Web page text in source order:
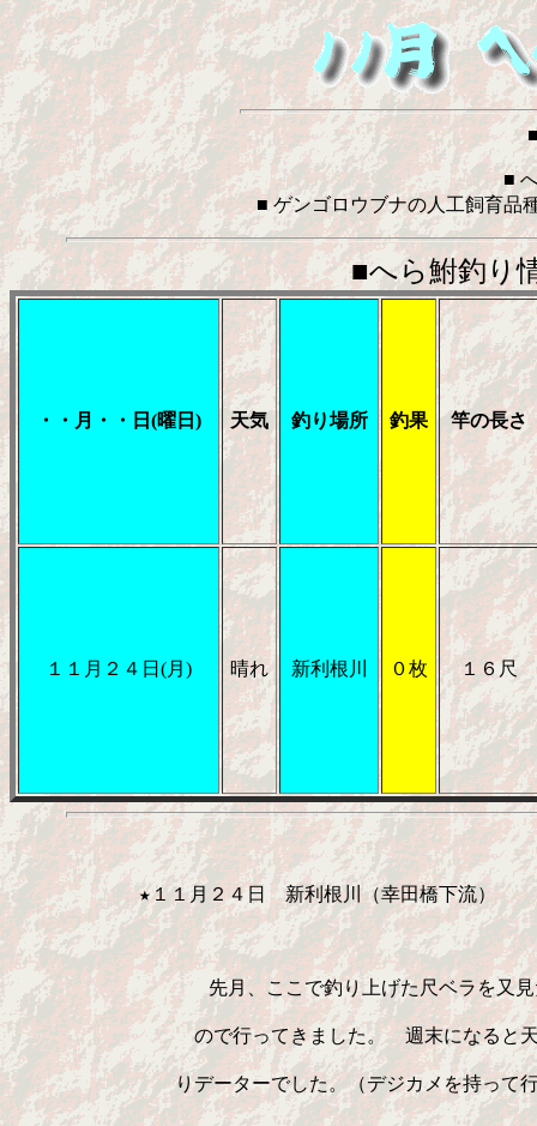
■ へ
■ ゲンゴロウブナの人工飼育品種
■へら鮒釣り
・・月・・日(曜日) 天気 釣り場所 釣果 竿の長さ
１１月２４日(月) 晴れ 新利根川 ０枚 １６尺
★１１月２４日　新利根川（幸田橋下流
　　　　　 　 先月、ここで釣り上げた尺ベラを又
　　　　    ので行ってきました。　週末になると
りデーターでした。（デジカメを持って行